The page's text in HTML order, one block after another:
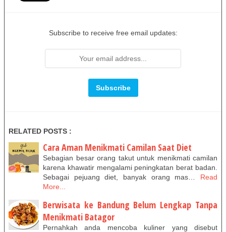
Subscribe to receive free email updates:
RELATED POSTS :
Cara Aman Menikmati Camilan Saat Diet
Sebagian besar orang takut untuk menikmati camilan
karena khawatir mengalami peningkatan berat badan.
Sebagai pejuang diet, banyak orang mas…
Read
More...
Berwisata ke Bandung Belum Lengkap Tanpa
Menikmati Batagor
Pernahkah anda mencoba kuliner yang disebut